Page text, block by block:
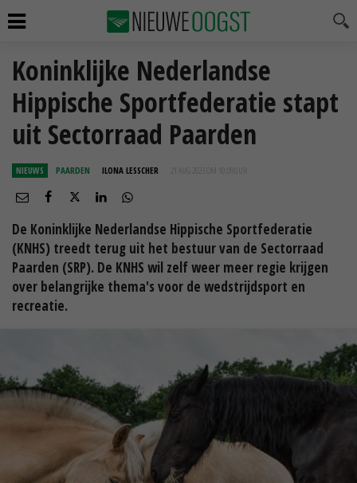
Koninklijke Nederlandse
Hippische Sportfederatie stapt
uit Sectorraad Paarden
NIEUWS PAARDEN ILONA LESSCHER 21 AUG 2023 OM 10:09
De Koninklijke Nederlandse Hippische Sportfederatie
(KNHS) treedt terug uit het bestuur van de Sectorraad
Paarden (SRP). De KNHS wil zelf weer meer regie krijgen
over belangrijke thema's voor de wedstrijdsport en
recreatie.